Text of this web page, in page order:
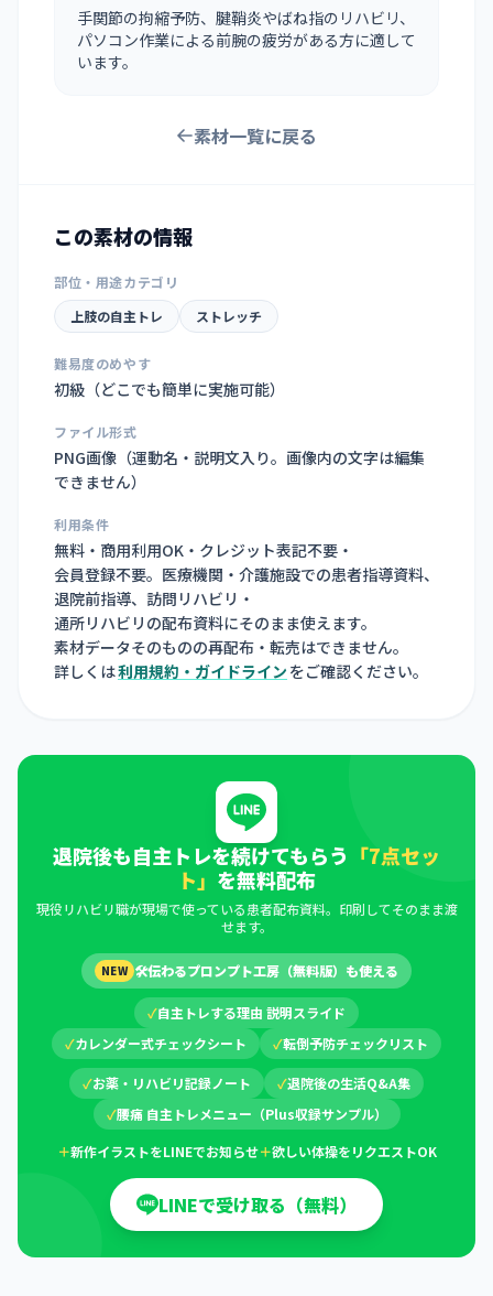
手関節の拘縮予防、腱鞘炎やばね指のリハビリ、
パソコン作業による前腕の疲労がある方に適して
います。
素材一覧に戻る
この素材の情報
部位・用途カテゴリ
上肢の自主トレ
ストレッチ
難易度のめやす
初級（どこでも簡単に実施可能）
ファイル形式
PNG画像（運動名・説明文入り。画像内の文字は編集
できません）
利用条件
無料・商用利用OK・クレジット表記不要・
会員登録不要。医療機関・介護施設での患者指導資料、
退院前指導、訪問リハビリ・
通所リハビリの配布資料にそのまま使えます。
素材データそのものの再配布・転売はできません。
詳しくは利用規約・ガイドライン をご確認ください。
退院後も自主トレを続けてもらう 「7点セッ
ト」 を無料配布
現役リハビリ職が現場で使っている患者配布資料。印刷してそのまま渡
せます。
NEW 🛠伝わるプロンプト工房（無料版）も使える
✓自主トレする理由 説明スライド
✓カレンダー式チェックシート ✓転倒予防チェックリスト
✓お薬・リハビリ記録ノート ✓退院後の生活Q&A集
✓腰痛 自主トレメニュー（Plus収録サンプル）
＋新作イラストをLINEでお知らせ＋欲しい体操をリクエストOK
LINEで受け取る（無料）